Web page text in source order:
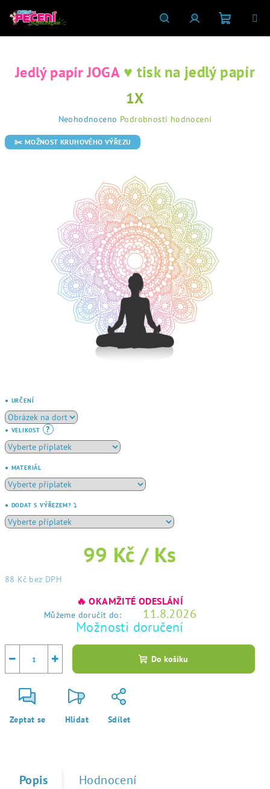
HledatPřihlášeníNákupní
košík
● URČENÍ
● VELIKOST ?
● MATERIÁL
● DODAT S VÝŘEZEM? ⤵️
99 Kč / Ks
88 Kč bez DPH
🔥 OKAMŽITÉ ODESLÁNÍ
Můžeme doručit do: 11.8.2026
Možnosti doručení
+
− Do košíku
Zeptat se Hlídat Sdílet
Jedlý papír JOGA ♥ tisk na jedlý papír
1X
produktu
Neohodnoceno Podrobnosti hodnocení
✂️ MOŽNOST KRUHOVÉHO VÝŘEZU
Popis Hodnocení